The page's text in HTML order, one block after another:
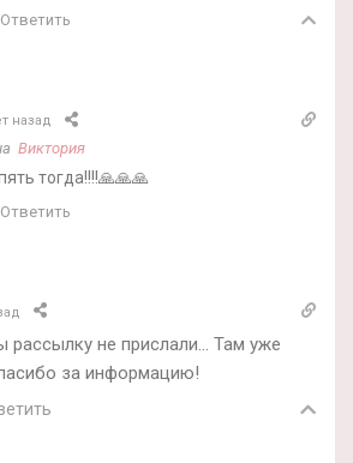
Ответить
назад
Виктория
тогда!!!!🙏🙏🙏
Ответить
рассылку не прислали… Там уже
за информацию!